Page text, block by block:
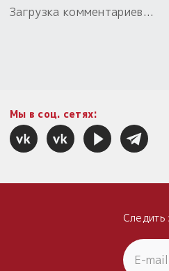
Загрузка комментариев...
Мы в соц. сетях:
Следить